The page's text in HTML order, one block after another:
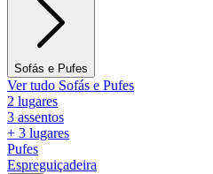
Sofás e Pufes
Ver tudo Sofás e Pufes
2 lugares
3 assentos
+ 3 lugares
Pufes
Espreguiçadeira